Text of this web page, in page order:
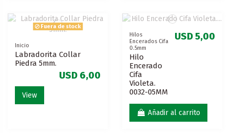
Fuera de stock
Inicio
Labradorita Collar
Piedra 5mm.
USD 6,00
View
Hilos
Encerados Cifa
0.5mm
Hilo
Encerado
Cifa
Violeta.
0032-05MM
USD 5,00
Añadir al carrito